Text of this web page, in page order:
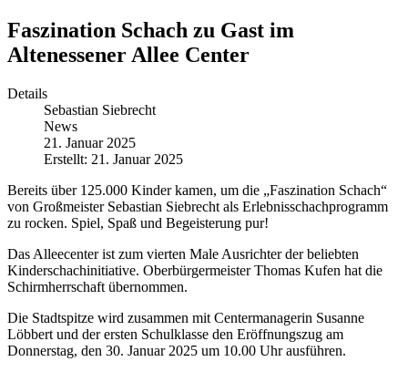
Faszination Schach zu Gast im
Altenessener Allee Center
Details
Sebastian Siebrecht
News
21. Januar 2025
Erstellt: 21. Januar 2025
Bereits über 125.000 Kinderkamen, um die „Faszination Schach“
von Großmeister Sebastian Siebrecht als Erlebnisschachprogramm
zu rocken. Spiel, Spaß und Begeisterung pur!
Das Alleecenterist zum vierten Male Ausrichter der beliebten
Kinderschachinitiative. Oberbürgermeister Thomas Kufen hat die
Schirmherrschaft übernommen.
Die Stadtspitze wird zusammen mit Centermanagerin Susanne
Löbbert und der ersten Schulklasse den Eröffnungszug am
Donnerstag, den 30. Januar 2025 um 10.00 Uhrausführen.